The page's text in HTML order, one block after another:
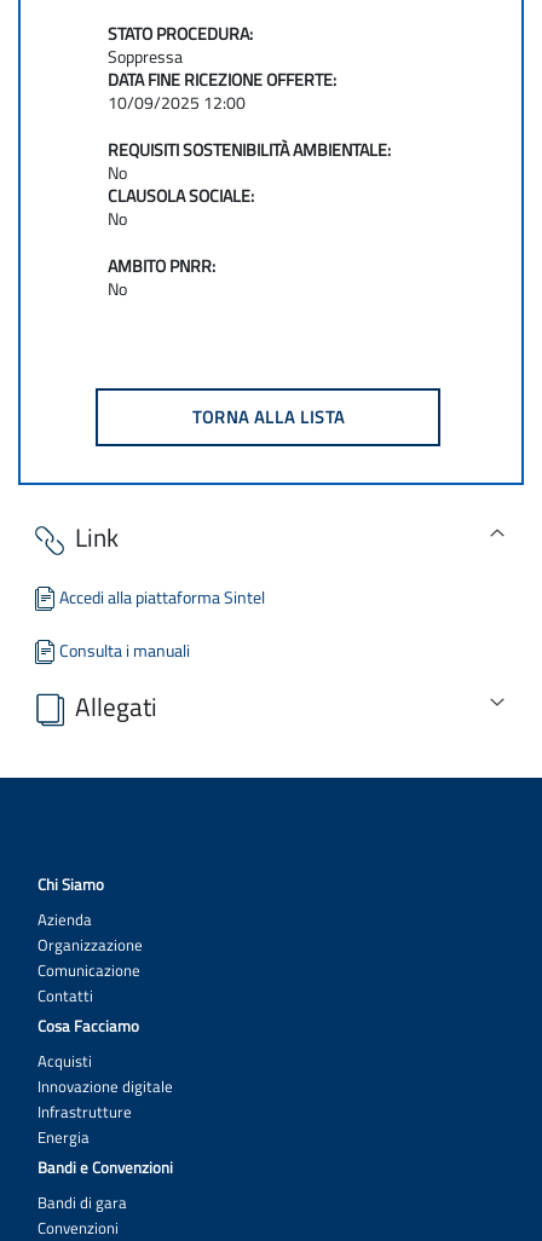
STATO PROCEDURA:
Soppressa
DATA FINE RICEZIONE OFFERTE:
10/09/2025 12:00
REQUISITI SOSTENIBILITÀ AMBIENTALE:
No
CLAUSOLA SOCIALE:
No
AMBITO PNRR:
No
Link
Accedi alla piattaforma Sintel
Consulta i manuali
Allegati
offerta tecnico gestionale.docx
allegato e - dichiarazione dei flussi finanziari.doc
allegato - dichiarazione Titolare Effettivo.docx
patto_di_integrità FAC SIMILE.doc
Scarica tutti gli allegati
Chi Siamo
Azienda
Organizzazione
Comunicazione
Contatti
Cosa Facciamo
Acquisti
Innovazione digitale
Infrastrutture
Energia
Bandi e Convenzioni
Bandi di gara
Convenzioni